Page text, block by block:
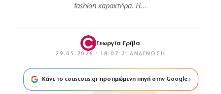
fashion χαρακτήρα. Η…
Γεωργία Γρίβα
29.05.2026 · 18:07 · 2′ ΑΝΆΓΝΩΣΗ
Κάνε το couscous.gr προτιμώμενη πηγή στην Google